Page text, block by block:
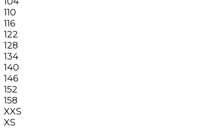
110
116
122
128
134
140
146
152
158
XXS
XS